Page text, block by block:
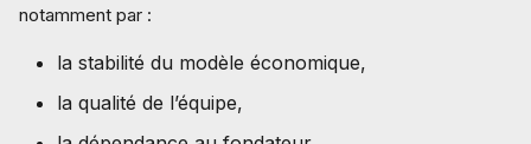
notamment par :
la stabilité du modèle économique,
la qualité de l’équipe,